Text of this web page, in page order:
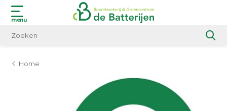
menu
Home